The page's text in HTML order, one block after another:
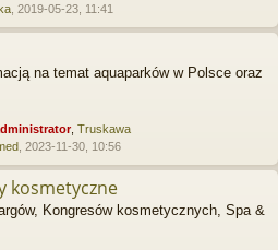
, 2019-05-23, 11:41
na temat aquaparków w Polsce oraz
, Truskawa
, 2023-11-30, 10:56
kosmetyczne
Kongresów kosmetycznych, Spa &